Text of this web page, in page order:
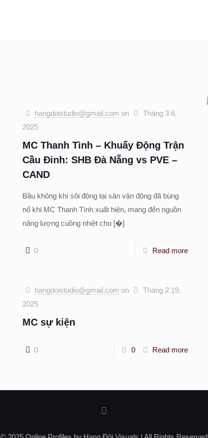
hangdoistudio@gmail.com on
Tháng 3 6,
2025
MC Thanh Tình – Khuấy Động Trận
Cầu Đinh: SHB Đà Nẵng vs PVE –
CAND
Bầu không khí sôi động tại sân vận động đã bùng
nổ khi MC Thanh Tình xuất hiện, mang đến nguồn
năng lượng cuồng nhiệt cho[�]
0 Read more
hangdoistudio@gmail.com on
Tháng 2 19,
2025
MC sự kiện
0 0 Read more